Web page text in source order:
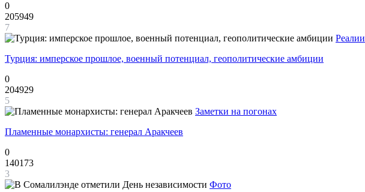
0
205949
7
Реалии
Турция: имперское прошлое, военный потенциал, геополитические амбиции
0
204929
5
Заметки на погонах
Пламенные монархисты: генерал Аракчеев
0
140173
3
Фото